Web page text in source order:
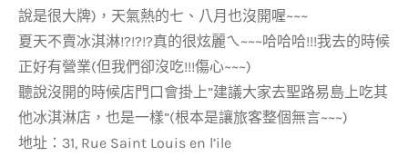
說是很大牌)，天氣熱的七、八月也沒開喔~~~
夏天不賣冰淇淋!?!?!?真的很炫麗ㄟ~~~哈哈哈!!!我去的時候
正好有營業(但我們卻沒吃!!!傷心~~~)
聽說沒開的時候店門口會掛上”建議大家去聖路易島上吃其
他冰淇淋店，也是一樣”(根本是讓旅客整個無言~~~)
地址：31, Rue Saint Louis en l’ile